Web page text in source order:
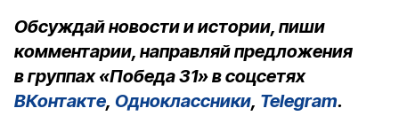
Обсуждай новости и истории, пиши
комментарии, направляй предложения
в группах «Победа 31» в соцсетях
ВКонтакте, Одноклассники, Telegram.